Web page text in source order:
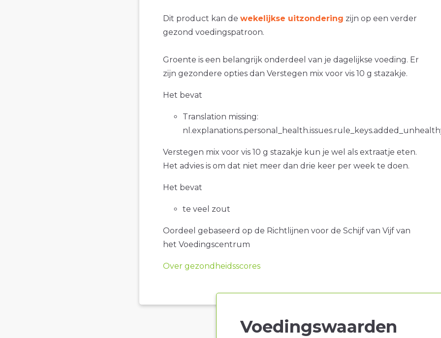
Dit product kan de wekelijkse uitzondering zijn op een verder
gezond voedingspatroon.
Groente is een belangrijk onderdeel van je dagelijkse voeding. Er
zijn gezondere opties dan Verstegen mix voor vis 10 g stazakje.
Het bevat
Translation missing:
Verstegen mix voor vis 10 g stazakje kun je wel als extraatje eten.
Het advies is om dat niet meer dan drie keer per week te doen.
Het bevat
te veel zout
Oordeel gebaseerd op de Richtlijnen voor de Schijf van Vijf van
het Voedingscentrum
Over gezondheidsscores
Voedingswaarden